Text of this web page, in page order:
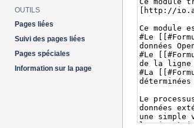
OUTILS
Pages liées
Suivi des pages liées
Pages spéciales
Information sur la page